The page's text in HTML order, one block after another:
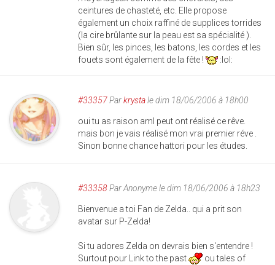
ceintures de chasteté, etc. Elle propose
également un choix raffiné de supplices torrides
(la cire brûlante sur la peau est sa spécialité ).
Bien sûr, les pinces, les batons, les cordes et les
fouets sont également de la fête !
:lol:
#33357Parkrystale dim 18/06/2006 à 18h00
oui tu as raison aml peut ont réalisé ce rêve.
mais bon je vais réalisé mon vrai premier réve .
Sinon bonne chance hattori pour les études.
#33358ParAnonymele dim 18/06/2006 à 18h23
Bienvenue a toi Fan de Zelda.. qui a prit son
avatar sur P-Zelda!
Si tu adores Zelda on devrais bien s'entendre !
Surtout pour Link to the past
ou tales of